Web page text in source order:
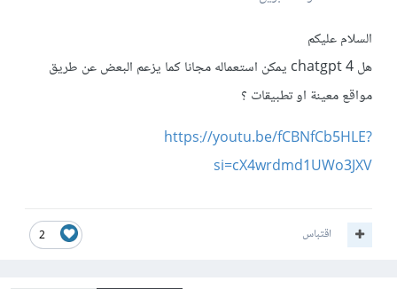
السلام عليكم
هل chatgpt 4 يمكن استعماله مجانا كما يزعم البعض عن طريق
مواقع معينة او تطبيقات ؟
https://youtu.be/fCBNfCb5HLE?
si=cX4wrdmd1UWo3JXV
2 اقتباس